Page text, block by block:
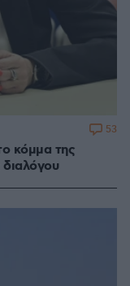
κόμμα της
53